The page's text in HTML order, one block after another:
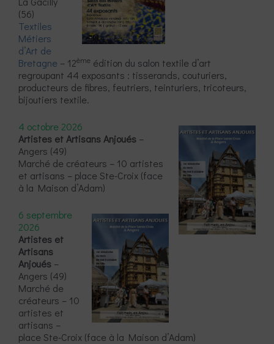
(56)
Textiles
Métiers
d’Art de
Bretagne – 12ème édition du salon textile d’art
regroupant 44 exposants : tisserands, couturiers,
producteurs de fibres, feutriers, teinturiers, tricoteurs,
bijoutiers textile.
4 octobre 2026
Artistes et Artisans Anjoués –
Angers (49)
Marché de créateurs – 10 artistes
et artisans – place Ste-Croix (face
à la Maison d’Adam)
6 septembre
2026
Artistes et
Artisans
Anjoués –
Angers (49)
Marché de
créateurs – 10
artistes et
artisans –
place Ste-Croix (face à la Maison d’Adam)